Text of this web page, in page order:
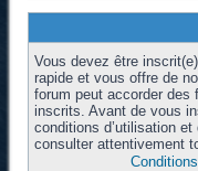
Vous devez être
rapide et vous offre de
forum peut accorder des
inscrits. Avant de vous
conditions d’utilisation
consulter attentivement